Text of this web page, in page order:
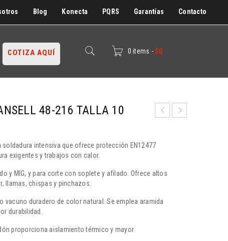
Blog Konecta PQRS Garantías Contacto
COTIZA AQUÍ 0 items - $0
48-216 TALLA 10
soldadura intensiva que ofrece protección EN12477
exigentes y trabajos con calor.
y MIG, y para corte con soplete y afilado. Ofrece altos
llamas, chispas y pinchazos.
vacuno duradero de color natural. Se emplea aramida
durabilidad.
proporciona aislamiento térmico y mayor